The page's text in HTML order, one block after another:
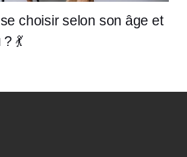
choisir selon son âge et
💃